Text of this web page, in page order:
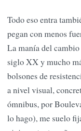
Todo eso entra
pegan con menos
La manía del
siglo XX y mucho
bolsones de
a nivel visual,
ómnibus, por
lo hago), me suelo